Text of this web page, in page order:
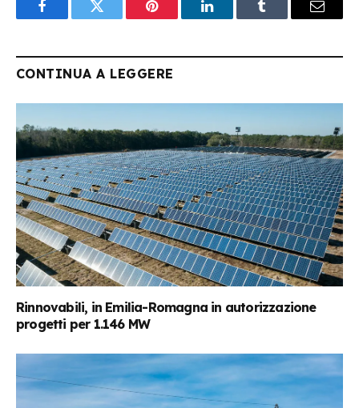
FacebookTwitter Pinterest LinkedInTumblr Email
CONTINUA A LEGGERE
Rinnovabili, in Emilia-Romagna in autorizzazione
progetti per 1.146 MW